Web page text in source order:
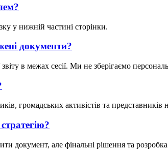
у нижній частині сторінки.
документи?
в межах сесії. Ми не зберігаємо
громадських активістів та
документ, але фінальні рішення та